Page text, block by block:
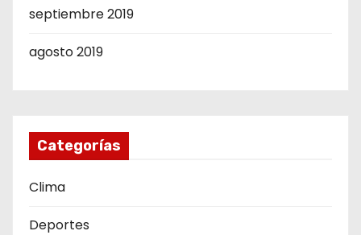
septiembre 2019
agosto 2019
Categorías
Clima
Deportes